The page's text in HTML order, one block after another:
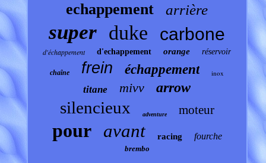
echappement arrière
super duke carbone
d'échappement d'echappement orange réservoir
chaîne frein échappement inox
titane mivv arrow
silencieux adventure moteur
pour avant racing fourche
brembo